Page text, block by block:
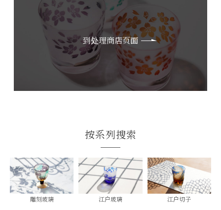
到处理商店页面
按系列搜索
雕刻玻璃 江户玻璃 江户切子